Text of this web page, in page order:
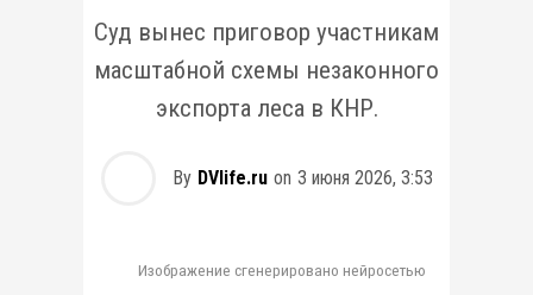
Суд вынес приговор участникам
масштабной схемы незаконного
экспорта леса в КНР.
By DVlife.ru on 3 июня 2026, 3:53
Изображение сгенерировано нейросетью